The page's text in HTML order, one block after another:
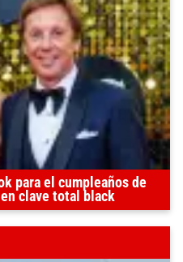
para el cumpleaños de
clave total black